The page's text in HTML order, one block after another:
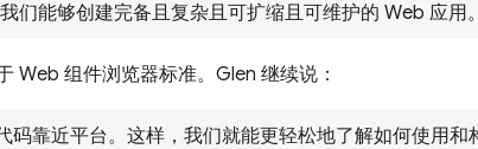
们能够创建完备且复杂且可扩缩且可维护的 Web 应用。
Web 组件浏览器标准。Glen 继续说：
码靠近平台。这样，我们就能更轻松地了解如何使用和